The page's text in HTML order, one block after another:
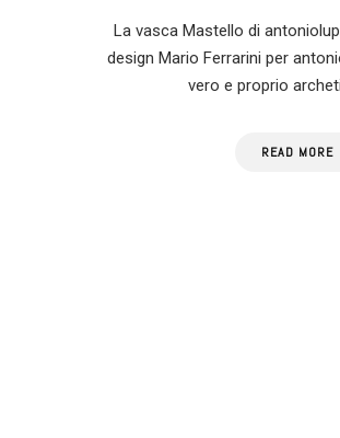
La vasca Mastello di
design Mario Ferrarini per
vero e proprio
READ MORE